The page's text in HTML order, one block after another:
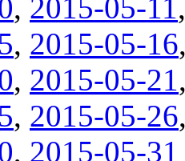
, 2015-05-11
, 2015-05-16
, 2015-05-21
, 2015-05-26
, 2015-05-31